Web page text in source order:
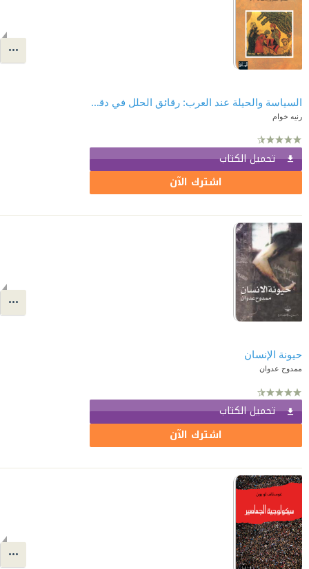
السياسة والحيلة عند العرب: رقائق الحلل في دقائق الحيل
رنيه خوام
تحميل الكتاب
اشترك الآن
حيونة الإنسان
ممدوح عدوان
تحميل الكتاب
اشترك الآن